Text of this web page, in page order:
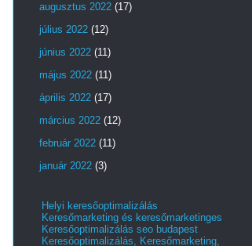
augusztus 2022 (17)
július 2022 (12)
június 2022 (11)
május 2022 (11)
április 2022 (17)
március 2022 (12)
február 2022 (11)
január 2022 (3)
Helyi keresőoptimalizálás
Keresőmarketing és keresőmarketinges
Keresőoptimalizálás seo budapest
Keresőoptimalizálás, Keresőmarketing,